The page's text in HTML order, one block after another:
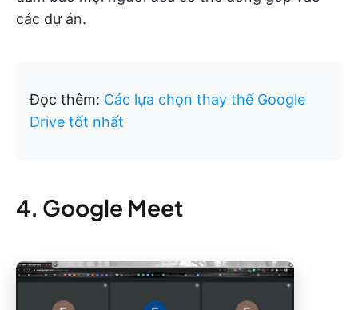
các dự án.
Đọc thêm: Các lựa chọn thay thế Google
Drive tốt nhất
4. Google Meet